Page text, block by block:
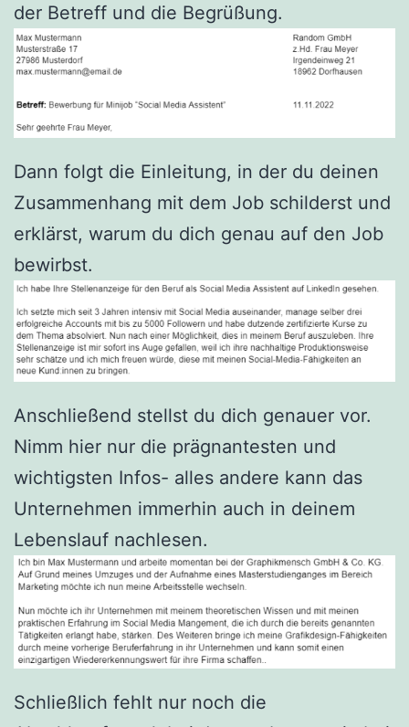
der Betreff und die Begrüßung.
Dann folgt die Einleitung, in der du deinen
Zusammenhang mit dem Job schilderst und
erklärst, warum du dich genau auf den Job
bewirbst.
Anschließend stellst du dich genauer vor.
Nimm hier nur die prägnantesten und
wichtigsten Infos- alles andere kann das
Unternehmen immerhin auch in deinem
Lebenslauf nachlesen.
Schließlich fehlt nur noch die